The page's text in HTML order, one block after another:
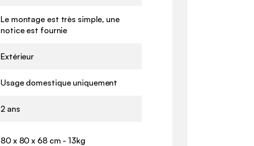
Le montage est très simple, une
notice est fournie
Extérieur
Usage domestique uniquement
2 ans
80 x 80 x 68 cm - 13kg